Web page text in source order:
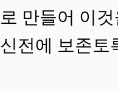
로 만들어 이
신전에 보존토